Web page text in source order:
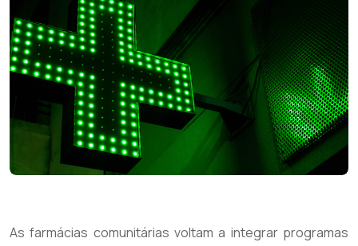
As farmácias comunitárias voltam a integrar programas